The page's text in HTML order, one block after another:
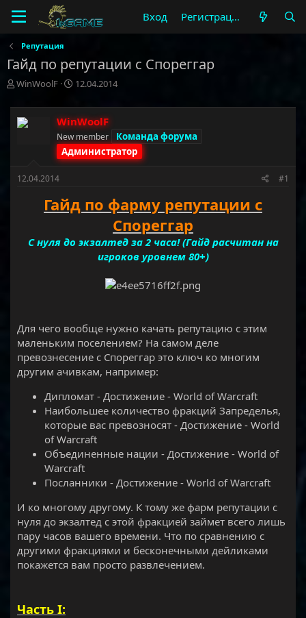
Вход Регистрация
Репутация
Гайд по репутации с Спореггар
А
т
о
р
ы
WinWoolF
Д
т
а
н
а
ч
12.04.2014
WinWoolF
New member
Команда форума
Администратор
12.04.2014 #1
Гайд по фарму репутации с
Спореггар
С нуля до экзалтед за 2 часа! (Гайд расчитан на
игроков уровнем 80+)
Для чего вообще нужно качать репутацию с этим
маленьким поселением? На самом деле
превознесение с Спореггар это ключ ко многим
другим ачивкам, например:
Дипломат - Достижение - World of Warcraft
Наибольшее количество фракций Запределья,
которые вас превозносят - Достижение - World
of Warcraft
Объединенные нации - Достижение - World of
Warcraft
Посланники - Достижение - World of Warcraft
И ко многому другому. К тому же фарм репутации с
нуля до экзалтед с этой фракцией займет всего лишь
пару часов вашего времени. Что по сравнению с
другими фракциями и бесконечными дейликами
покажется вам просто развлечением.
Часть I: